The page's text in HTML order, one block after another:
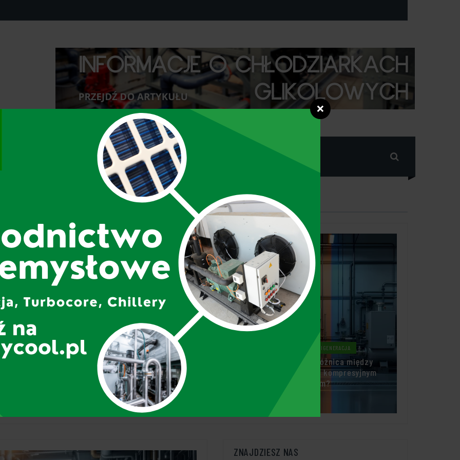
D
T
AGREGATY WODY LODOWEJ
ABSORPCJA I TRIGENERACJA
KONSERWACJA I BEZPIECZEŃSTWO
BLOG
uruchomienia
Jakie są wady chłodzenia
absorpcyjnego i jak je
ABSORPCJA I TRIGENERACJA
Jak dobrać moc agregatu
absorpcyjnego w systemie
trójgeneracyjnym?
9 LIPCA 2026
ABSORPCJA I TRIGENERACJA
Co to jest różnica między
absorpcją a kompresyjnym
chłodzeniem?
ZNAJDZIESZ NAS
❌